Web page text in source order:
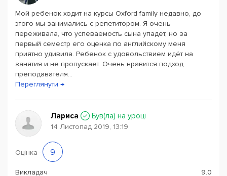
Powered byLeaflet— © Google 2026
Мой ребенок ходит на курсы Oxford family недавно, до
этого мы занимались с репетитором. Я очень
переживала, что успеваемость сына упадет, но за
первый семестр его оценка по английскому меня
приятно удивила. Ребенок с удовольствием идёт на
занятия и не пропускает. Очень нравится подход
преподавателя...
Переглянути →
Лариса Був(ла) на уроці
14 Листопад 2019, 13:19
Оцінка - 9
Викладач 9.0